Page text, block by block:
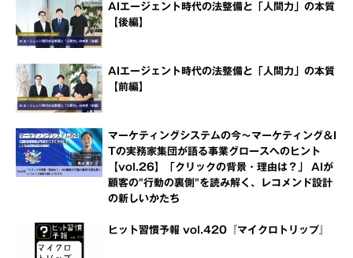
AIエージェント時代の法整備と「人間力」の本質
【後編】
AIエージェント時代の法整備と「人間力」の本質
【前編】
マーケティングシステムの今～マーケティング＆I
Tの実務家集団が語る事業グロースへのヒント
【vol.26】「クリックの背景・理由は？」 AIが
顧客の"行動の裏側"を読み解く、レコメンド設計
の新しいかたち
ヒット習慣予報 vol.420『マイクロトリップ』